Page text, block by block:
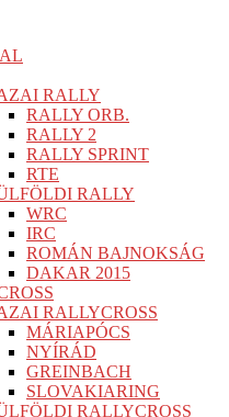
RALLY
RALLY ORB.
RALLY 2
RALLY SPRINT
RTE
RALLY
WRC
IRC
ROMÁN BAJNOKSÁG
DAKAR 2015
RALLYCROSS
MÁRIAPÓCS
NYÍRÁD
GREINBACH
SLOVAKIARING
RALLYCROSS